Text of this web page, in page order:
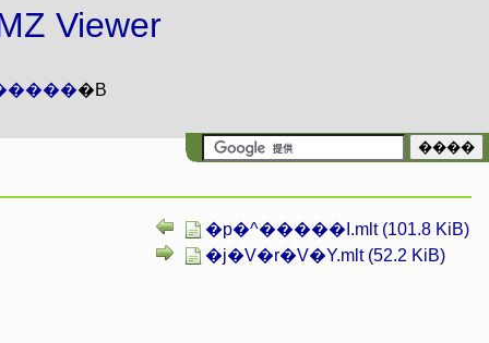
Viewer
�B
�p�^�����I.mlt (101.8 KiB)
�j�V�r�V�Y.mlt (52.2 KiB)